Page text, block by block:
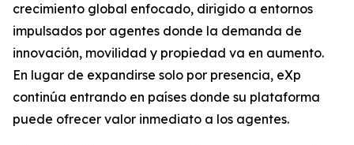
crecimiento global enfocado, dirigido a entornos
impulsados por agentes donde la demanda de
innovación, movilidad y propiedad va en aumento.
En lugar de expandirse solo por presencia, eXp
continúa entrando en países donde su plataforma
puede ofrecer valor inmediato a los agentes.